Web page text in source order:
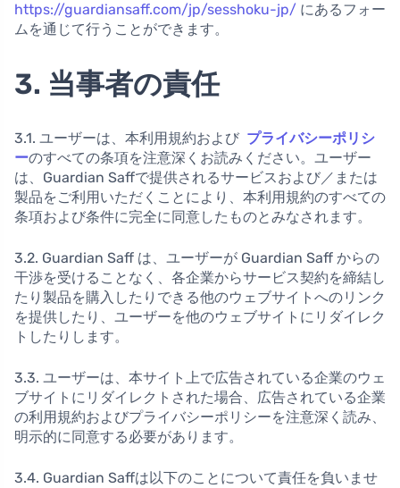
https://guardiansaff.com/jp/sesshoku-jp/ にあるフォー
ムを通じて行うことができます。
3. 当事者の責任
3.1. ユーザーは、本利用規約および プライバシーポリシ
ーのすべての条項を注意深くお読みください。ユーザー
は、Guardian Saffで提供されるサービスおよび／または
製品をご利用いただくことにより、本利用規約のすべての
条項および条件に完全に同意したものとみなされます。
3.2. Guardian Saff は、ユーザーが Guardian Saff からの
干渉を受けることなく、各企業からサービス契約を締結し
たり製品を購入したりできる他のウェブサイトへのリンク
を提供したり、ユーザーを他のウェブサイトにリダイレク
トしたりします。
3.3. ユーザーは、本サイト上で広告されている企業のウェ
ブサイトにリダイレクトされた場合、広告されている企業
の利用規約およびプライバシーポリシーを注意深く読み、
明示的に同意する必要があります。
3.4. Guardian Saffは以下のことについて責任を負いませ